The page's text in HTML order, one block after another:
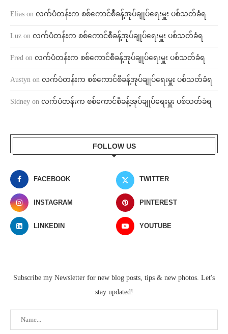
Elias on လက်ပံတန်းက စစ်ကောင်စီခန့်အုပ်ချုပ်ရေးမှူး ပစ်သတ်ခံရ
Luz on လက်ပံတန်းက စစ်ကောင်စီခန့်အုပ်ချုပ်ရေးမှူး ပစ်သတ်ခံရ
Fred on လက်ပံတန်းက စစ်ကောင်စီခန့်အုပ်ချုပ်ရေးမှူး ပစ်သတ်ခံရ
Austyn on လက်ပံတန်းက စစ်ကောင်စီခန့်အုပ်ချုပ်ရေးမှူး ပစ်သတ်ခံရ
Sidney on လက်ပံတန်းက စစ်ကောင်စီခန့်အုပ်ချုပ်ရေးမှူး ပစ်သတ်ခံရ
FOLLOW US
FACEBOOK TWITTER
INSTAGRAM PINTEREST
LINKEDIN YOUTUBE
Subscribe my Newsletter for new blog posts, tips & new photos. Let's
stay updated!